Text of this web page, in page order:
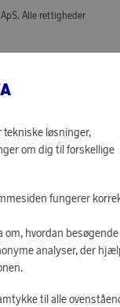
løsninger,
om dig til forskellige
fungerer
om, hvordan besøgende
analyser, der
til alle
Alle rettigheder